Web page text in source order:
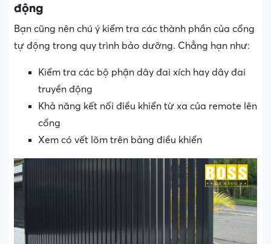
động
Bạn cũng nên chú ý kiểm tra các thành phần của cổng
tự động trong quy trình bảo dưỡng. Chẳng hạn như:
Kiểm tra các bộ phận dây đai xích hay dây đai
truyền động
Khả năng kết nối điều khiển từ xa của remote lên
cổng
Xem có vết lõm trên bảng điều khiển